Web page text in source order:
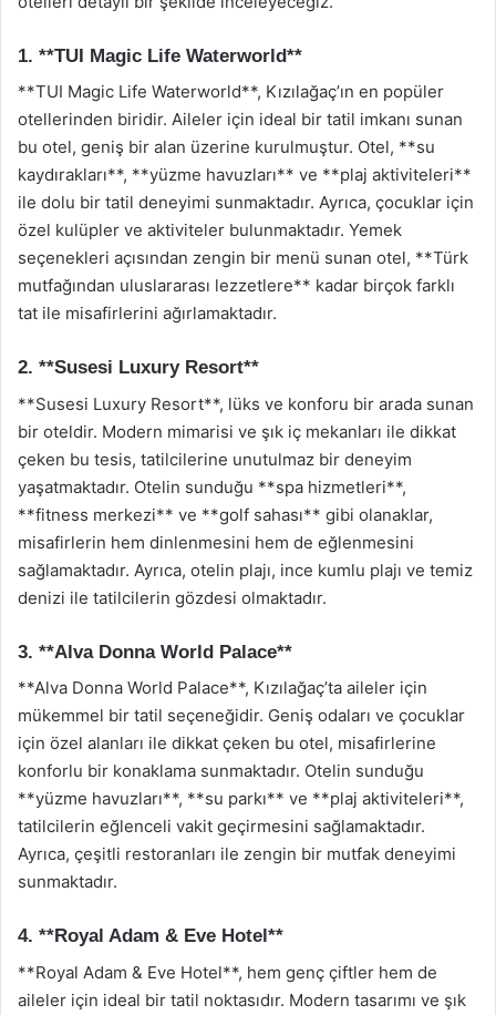
1. **TUI Magic Life Waterworld**
**TUI Magic Life Waterworld**, Kızılağaç’ın en popüler
otellerinden biridir. Aileler için ideal bir tatil imkanı sunan
bu otel, geniş bir alan üzerine kurulmuştur. Otel, **su
kaydırakları**, **yüzme havuzları** ve **plaj aktiviteleri**
ile dolu bir tatil deneyimi sunmaktadır. Ayrıca, çocuklar için
özel kulüpler ve aktiviteler bulunmaktadır. Yemek
seçenekleri açısından zengin bir menü sunan otel, **Türk
mutfağından uluslararası lezzetlere** kadar birçok farklı
tat ile misafirlerini ağırlamaktadır.
2. **Susesi Luxury Resort**
**Susesi Luxury Resort**, lüks ve konforu bir arada sunan
bir oteldir. Modern mimarisi ve şık iç mekanları ile dikkat
çeken bu tesis, tatilcilerine unutulmaz bir deneyim
yaşatmaktadır. Otelin sunduğu **spa hizmetleri**,
**fitness merkezi** ve **golf sahası** gibi olanaklar,
misafirlerin hem dinlenmesini hem de eğlenmesini
sağlamaktadır. Ayrıca, otelin plajı, ince kumlu plajı ve temiz
denizi ile tatilcilerin gözdesi olmaktadır.
3. **Alva Donna World Palace**
**Alva Donna World Palace**, Kızılağaç’ta aileler için
mükemmel bir tatil seçeneğidir. Geniş odaları ve çocuklar
için özel alanları ile dikkat çeken bu otel, misafirlerine
konforlu bir konaklama sunmaktadır. Otelin sunduğu
**yüzme havuzları**, **su parkı** ve **plaj aktiviteleri**,
tatilcilerin eğlenceli vakit geçirmesini sağlamaktadır.
Ayrıca, çeşitli restoranları ile zengin bir mutfak deneyimi
sunmaktadır.
4. **Royal Adam & Eve Hotel**
**Royal Adam & Eve Hotel**, hem genç çiftler hem de
aileler için ideal bir tatil noktasıdır. Modern tasarımı ve şık